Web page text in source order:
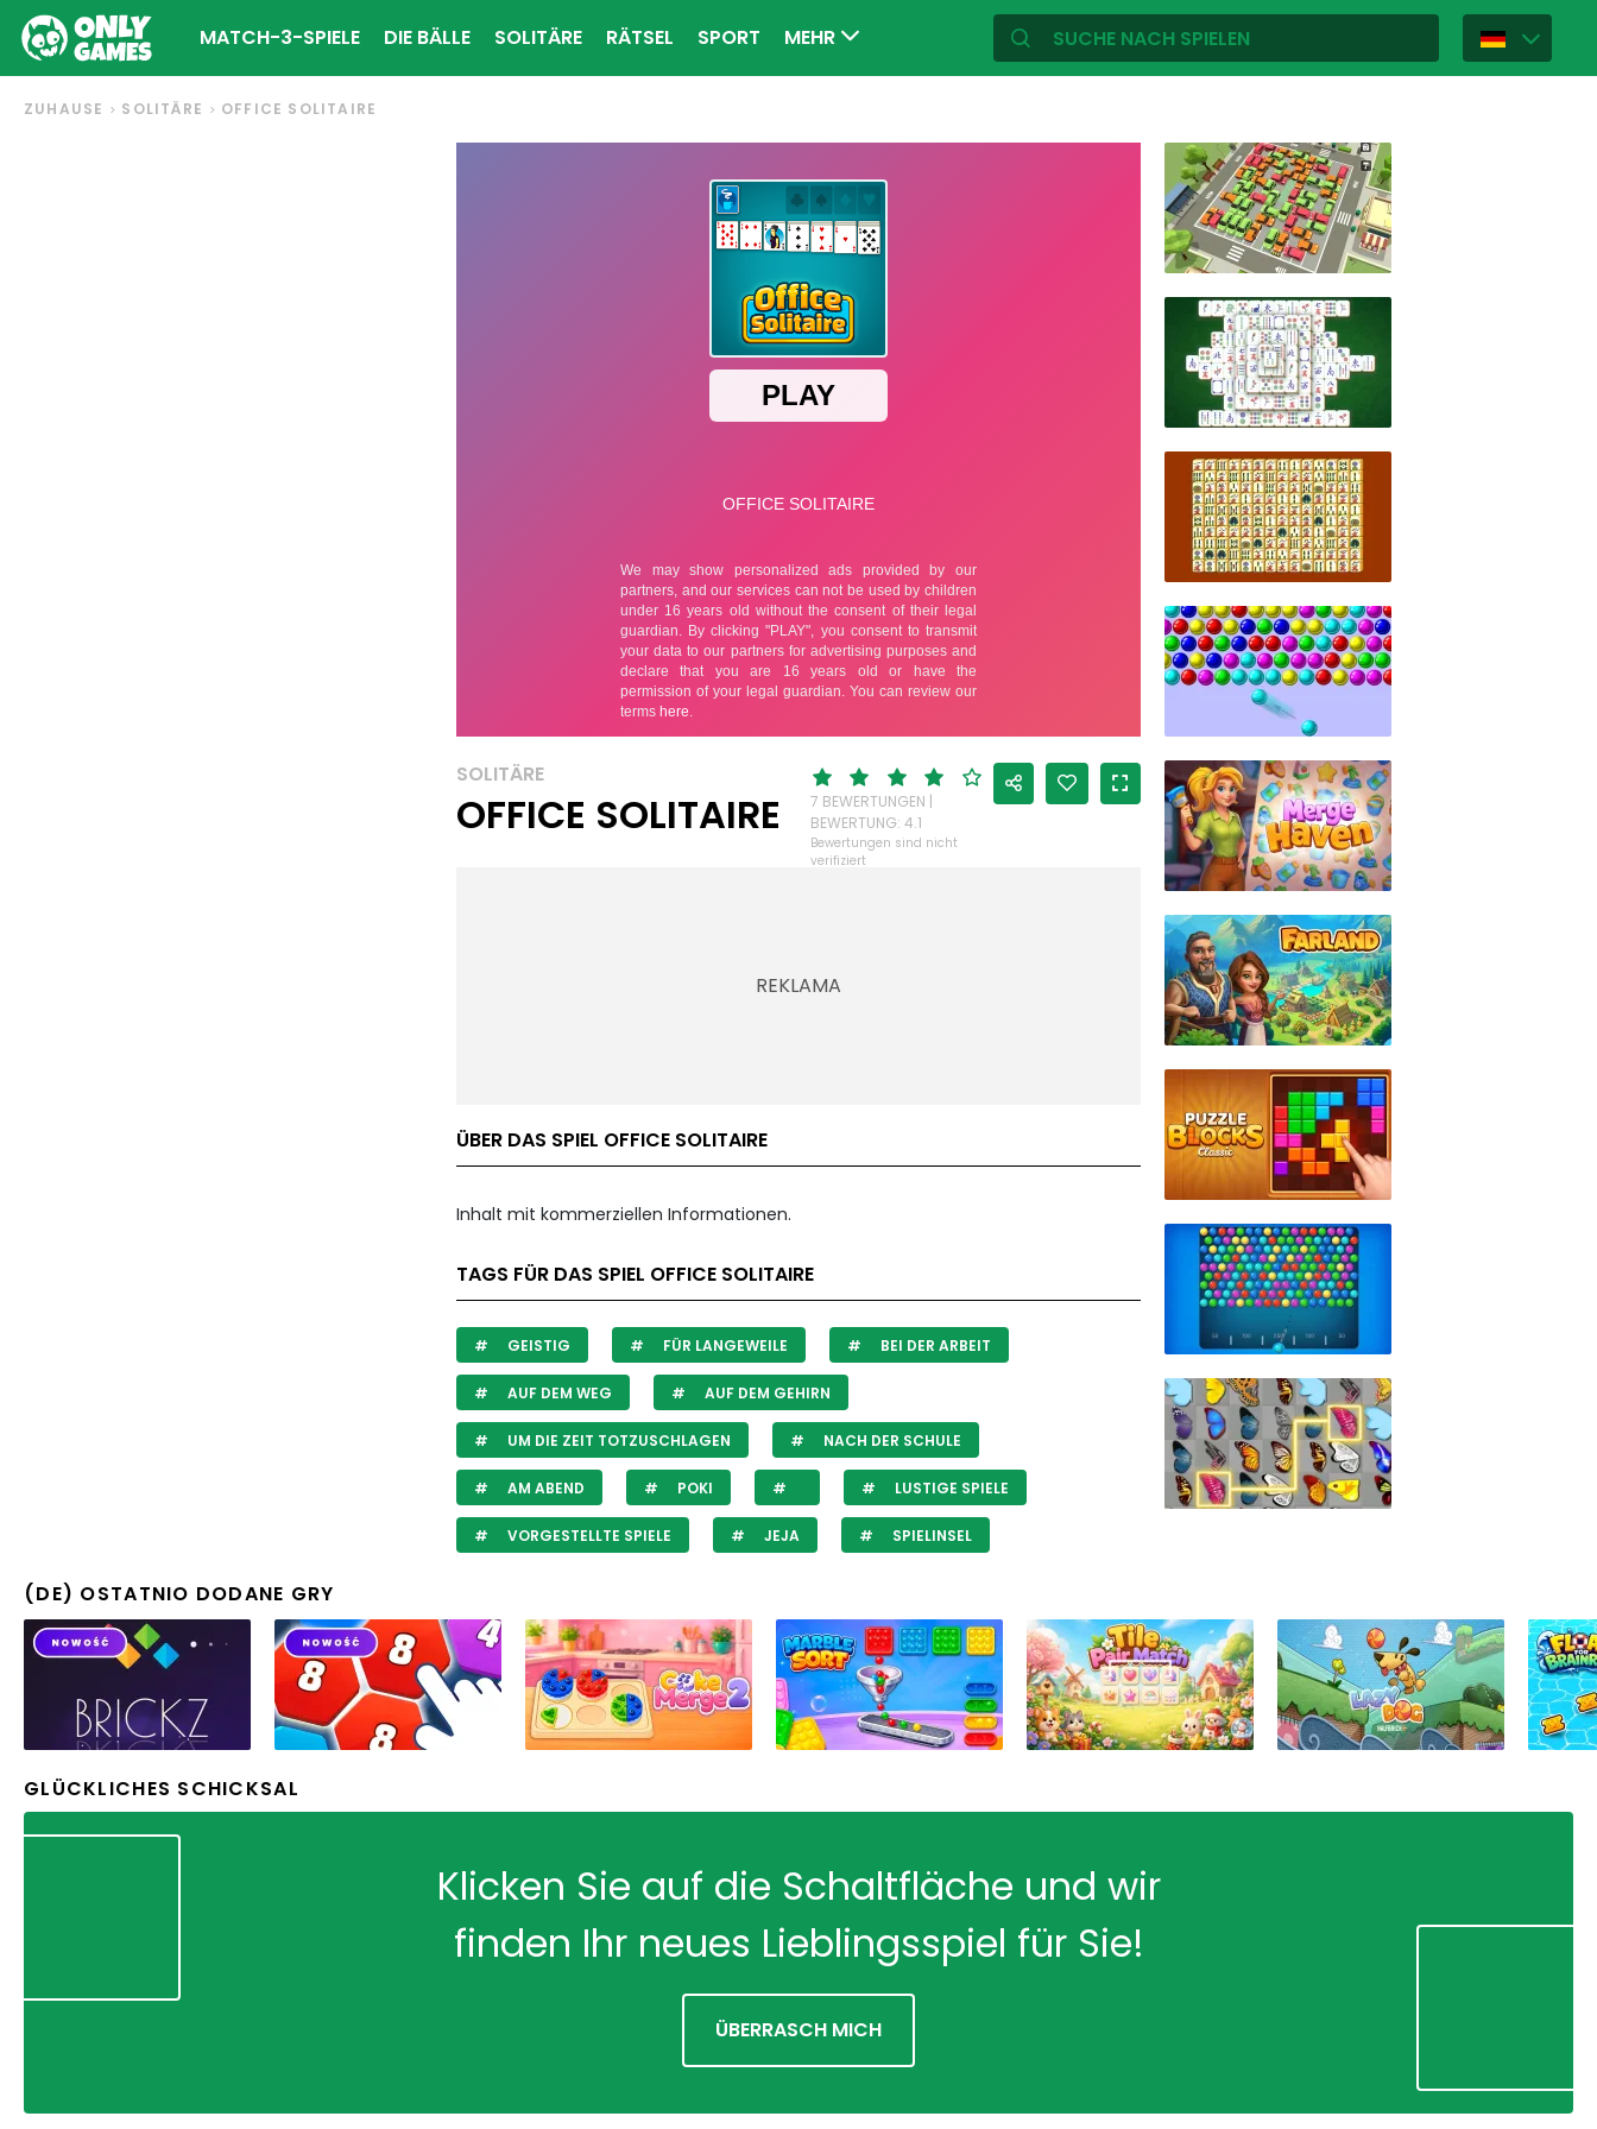
MATCH-3-SPIELE DIE BÄLLE SOLITÄRE RÄTSEL SPORT MEHR
ZUHAUSE SOLITÄRE OFFICE SOLITAIRE
SOLITÄRE
OFFICE SOLITAIRE
7 BEWERTUNGEN |
BEWERTUNG: 4.1
Bewertungen sind nicht
verifiziert
ÜBER DAS SPIEL OFFICE SOLITAIRE
Inhalt mit kommerziellen Informationen.
TAGS FÜR DAS SPIEL OFFICE SOLITAIRE
GEISTIG FÜR LANGEWEILE BEI DER ARBEIT
AUF DEM WEG AUF DEM GEHIRN
UM DIE ZEIT TOTZUSCHLAGEN NACH DER SCHULE
AM ABEND POKI LUSTIGE SPIELE
VORGESTELLTE SPIELE JEJA SPIELINSEL
(DE) OSTATNIO DODANE GRY
GLÜCKLICHES SCHICKSAL
Klicken Sie auf die Schaltfläche und wir
finden Ihr neues Lieblingsspiel für Sie!
ÜBERRASCH MICH